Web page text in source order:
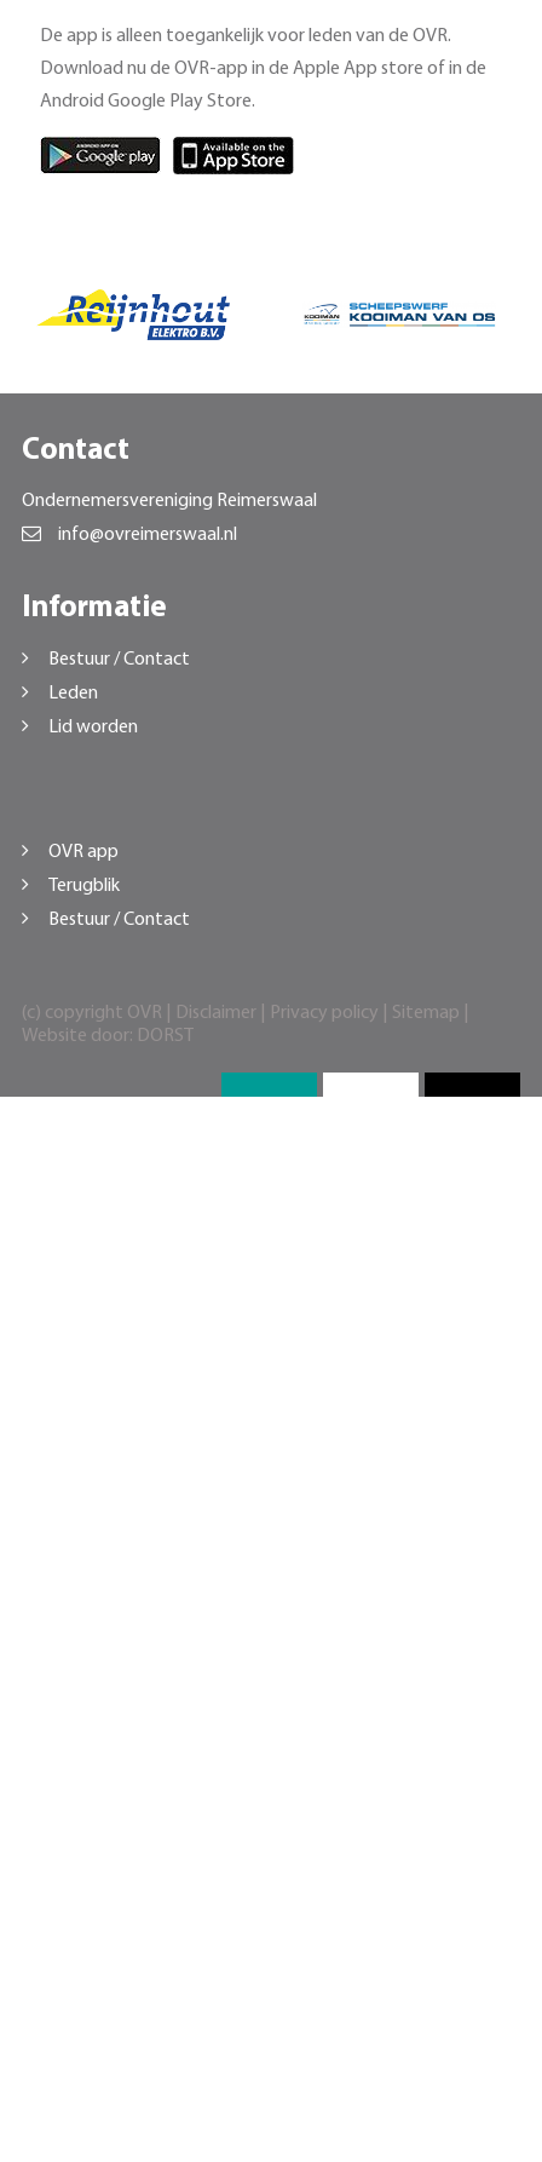
De app is alleen toegankelijk voor leden van de OVR.
Download nu de OVR-app in de Apple App store of in de
Android Google Play Store.
Contact
Ondernemersvereniging Reimerswaal
info@ovreimerswaal.nl
Informatie
Bestuur / Contact
Leden
Lid worden
OVR app
Terugblik
Bestuur / Contact
(c) copyright OVR | Disclaimer| Privacy policy Sitemap
Website door: DORST